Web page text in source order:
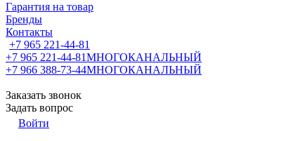
Гарантия на товар
Бренды
Контакты
+7 965 221-44-81
+7 965 221-44-81МНОГОКАНАЛЬНЫЙ
+7 966 388-73-44МНОГОКАНАЛЬНЫЙ
Заказать звонок
Задать вопрос
Войти